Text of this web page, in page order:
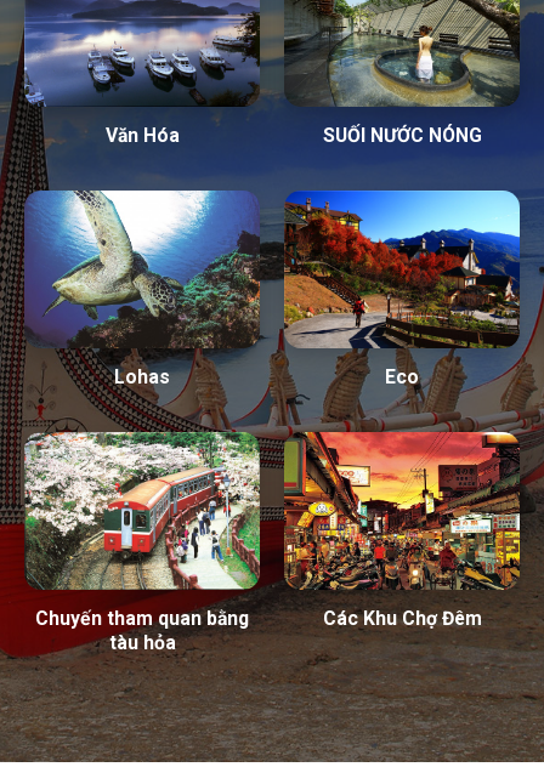
Văn Hóa SUỐI NƯỚC NÓNG
Lohas Eco
Chuyến tham quan bằng
tàu hỏa
Các Khu Chợ Đêm